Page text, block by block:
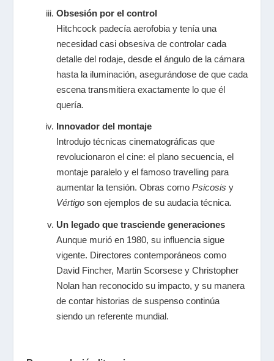
Obsesión por el control
Hitchcock padecía aerofobia y tenía una
necesidad casi obsesiva de controlar cada
detalle del rodaje, desde el ángulo de la cámara
hasta la iluminación, asegurándose de que cada
escena transmitiera exactamente lo que él
quería.
Innovador del montaje
Introdujo técnicas cinematográficas que
revolucionaron el cine: el plano secuencia, el
montaje paralelo y el famoso travelling para
aumentar la tensión. Obras como Psicosis y
Vértigoson ejemplos de su audacia técnica.
Un legado que trasciende generaciones
Aunque murió en 1980, su influencia sigue
vigente. Directores contemporáneos como
David Fincher, Martin Scorsese y Christopher
Nolan han reconocido su impacto, y su manera
de contar historias de suspenso continúa
siendo un referente mundial.